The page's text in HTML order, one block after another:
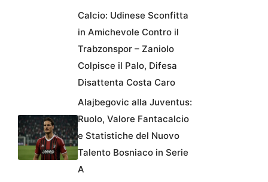
Calcio: Udinese Sconfitta
in Amichevole Contro il
Trabzonspor – Zaniolo
Colpisce il Palo, Difesa
Disattenta Costa Caro
Alajbegovic alla Juventus:
Ruolo, Valore Fantacalcio
e Statistiche del Nuovo
Talento Bosniaco in Serie
A